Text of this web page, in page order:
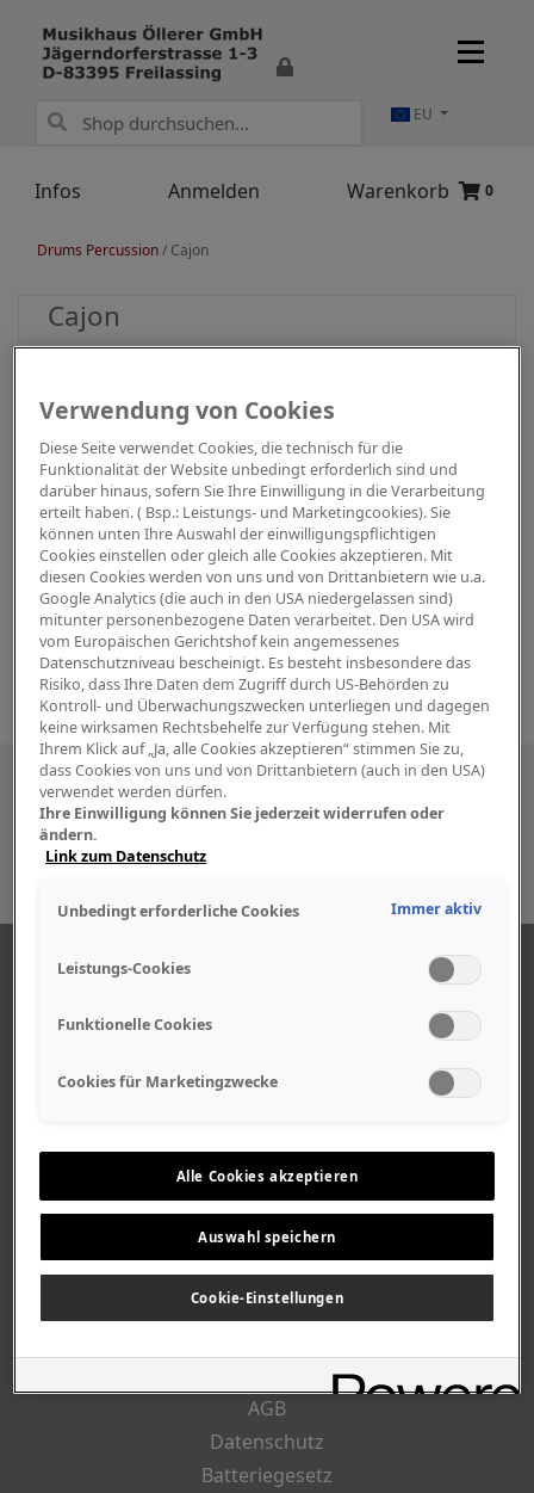
Infos Anmelden Warenkorb 0
EU
Drums Percussion/ Cajon
Cajon
Besuchen Sie uns auch in den sozialen
Medien
Geschäftszeiten
Stellenangebote
Geschichte
RECHTLICHES
AGB
Datenschutz
Batteriegesetz
Verwendung von Cookies
Diese Seite verwendet Cookies, die technisch für die
Funktionalität der Website unbedingt erforderlich sind und
darüber hinaus, sofern Sie Ihre Einwilligung in die Verarbeitung
erteilt haben. ( Bsp.: Leistungs- und Marketingcookies). Sie
können unten Ihre Auswahl der einwilligungspflichtigen
Cookies einstellen oder gleich alle Cookies akzeptieren. Mit
diesen Cookies werden von uns und von Drittanbietern wie u.a.
Google Analytics (die auch in den USA niedergelassen sind)
mitunter personenbezogene Daten verarbeitet. Den USA wird
vom Europäischen Gerichtshof kein angemessenes
Datenschutzniveau bescheinigt. Es besteht insbesondere das
Risiko, dass Ihre Daten dem Zugriff durch US-Behörden zu
Kontroll- und Überwachungszwecken unterliegen und dagegen
keine wirksamen Rechtsbehelfe zur Verfügung stehen. Mit
Ihrem Klick auf „Ja, alle Cookies akzeptieren“ stimmen Sie zu,
dass Cookies von uns und von Drittanbietern (auch in den USA)
verwendet werden dürfen.
Ihre Einwilligung können Sie jederzeit widerrufen oder
ändern.
Link zum Datenschutz
Unbedingt erforderliche Cookies Immer aktiv
Leistungs-Cookies
Funktionelle Cookies
Cookies für Marketingzwecke
Alle Cookies akzeptieren
Auswahl speichern
Cookie-Einstellungen